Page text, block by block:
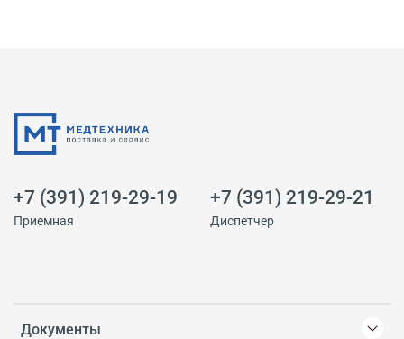
Документы
+7 (391) 219-29-19
Приемная
+7 (391) 219-29-21
Диспетчер